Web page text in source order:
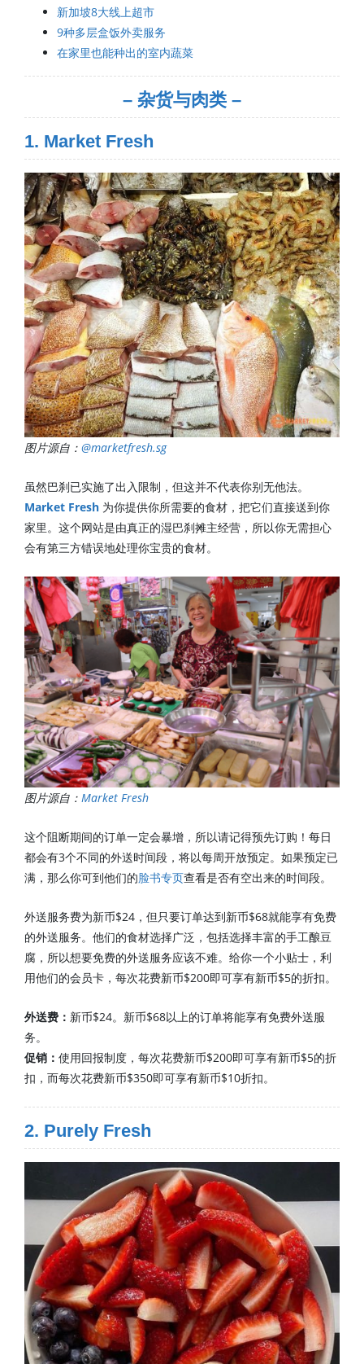
新加坡8大线上超市
9种多层盒饭外卖服务
在家里也能种出的室内蔬菜
– 杂货与肉类 –
1. Market Fresh
图片源自： @marketfresh.sg
虽然巴刹已实施了出入限制，但这并不代表你别无他法。
Market Fresh 为你提供你所需要的食材，把它们直接送到你
家里。这个网站是由真正的湿巴刹摊主经营，所以你无需担心
会有第三方错误地处理你宝贵的食材。
图片源自： Market Fresh
这个阻断期间的订单一定会暴增，所以请记得预先订购！每日
都会有3个不同的外送时间段，将以每周开放预定。如果预定已
满，那么你可到他们的脸书专页查看是否有空出来的时间段。
外送服务费为新币$24，但只要订单达到新币$68就能享有免费
的外送服务。他们的食材选择广泛，包括选择丰富的手工酿豆
腐，所以想要免费的外送服务应该不难。给你一个小贴士，利
用他们的会员卡，每次花费新币$200即可享有新币$5的折扣。
外送费： 新币$24。新币$68以上的订单将能享有免费外送服
务。
促销： 使用回报制度，每次花费新币$200即可享有新币$5的折
扣，而每次花费新币$350即可享有新币$10折扣。
2. Purely Fresh